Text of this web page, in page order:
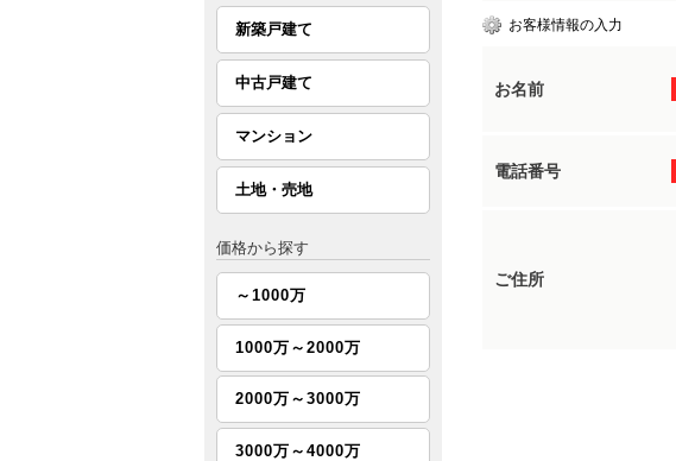
お客様情報の入力
お名前
電話番号
ご住所
新築戸建て
中古戸建て
マンション
土地・売地
価格から探す
～1000万
1000万～2000万
2000万～3000万
3000万～4000万